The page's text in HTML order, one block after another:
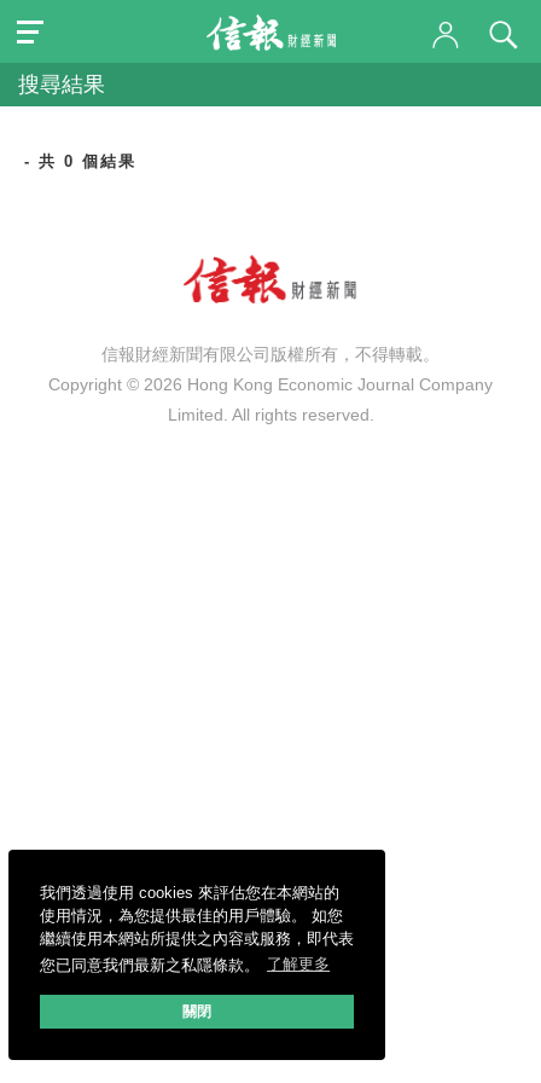
我們透過使用 cookies 來評估您在本網站的
使用情況，為您提供最佳的用戶體驗。 如您
繼續使用本網站所提供之內容或服務，即代表
您已同意我們最新之私隱條款。
了解更多
關閉
搜尋結果
- 共 0 個結果
信報財經新聞有限公司版權所有，不得轉載。
Copyright © 2026 Hong Kong Economic Journal Company
Limited. All rights reserved.